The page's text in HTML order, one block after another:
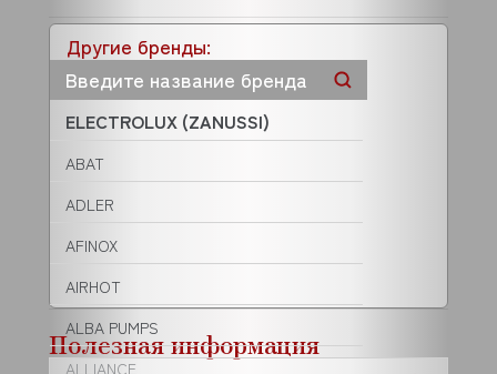
Другие бренды:
ELECTROLUX (ZANUSSI)
ABAT
ADLER
AFINOX
AIRHOT
ALBA PUMPS
ALLIANCE
Полезная информация